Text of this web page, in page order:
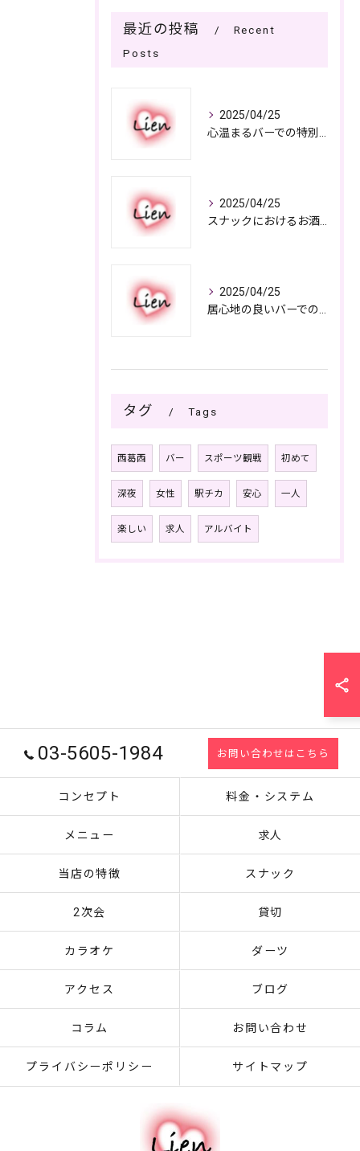
最近の投稿
Recent
Posts
2025/04/25
2025/04/25
2025/04/25
タグ Tags
西葛西 バー スポーツ観戦 初めて
深夜 女性 駅チカ 安心 一人
楽しい 求人 アルバイト
03-5605-1984 お問い合わせはこちら
コンセプト 料金・システム
メニュー 求人
当店の特徴 スナック
2次会 貸切
カラオケ ダーツ
アクセス ブログ
コラム お問い合わせ
プライバシーポリシー サイトマップ